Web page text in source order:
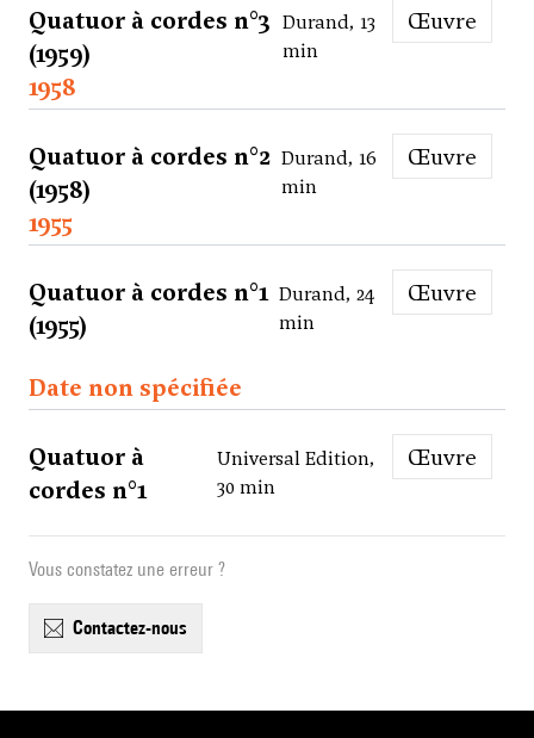
Quatuor à cordes n°3
(1959)
Durand, 13
min
Œuvre
1958
Quatuor à cordes n°2
(1958)
Durand, 16
min
Œuvre
1955
Quatuor à cordes n°1
(1955)
Durand, 24
min
Œuvre
Date non spécifiée
Quatuor à
cordes n°1
Universal Edition,
30 min
Œuvre
Vous constatez une erreur ?
contactez-nous